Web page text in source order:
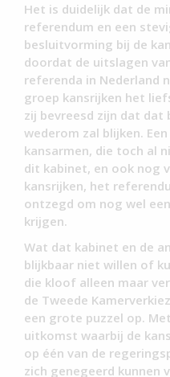
Het is duidelijk dat de
referendum en een
besluitvorming bij de
doordat de uitslagen
referenda in Nederland
groep kansrijken het
zij bevreesd zijn dat dat
wederom zal blijken.
kansarmen, die toch al
dit kabinet, en ook nog
kansrijken, het
ontzegd om nog wel
krijgen.
Wat dat kabinet en de
blijkbaar niet willen of
die kloof alleen maar
de Tweede
een grote puzzel op.
uitkomst waarbij de
op één van de
zich genegeerd kunnen